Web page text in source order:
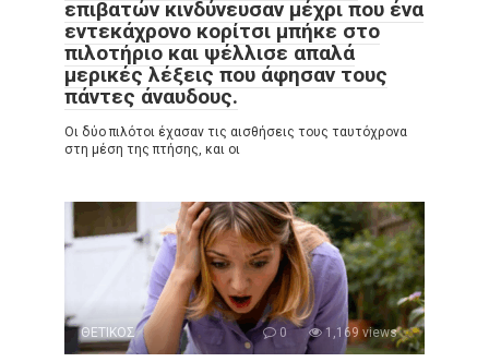
επιβατών κινδύνευσαν μέχρι που ένα
εντεκάχρονο κορίτσι μπήκε στο
πιλοτήριο και ψέλλισε απαλά
μερικές λέξεις που άφησαν τους
πάντες άναυδους.
Οι δύο πιλότοι έχασαν τις αισθήσεις τους ταυτόχρονα
στη μέση της πτήσης, και οι
ΘΕΤΙΚΟΣ 0 1,169 views